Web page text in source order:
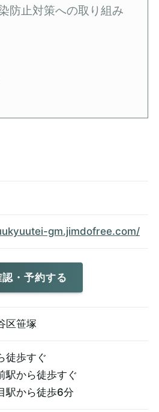
防止対策への取り組み
gm.jimdofree.com/
・予約する
区笹塚
徒歩すぐ
駅から徒歩すぐ
駅から徒歩6分